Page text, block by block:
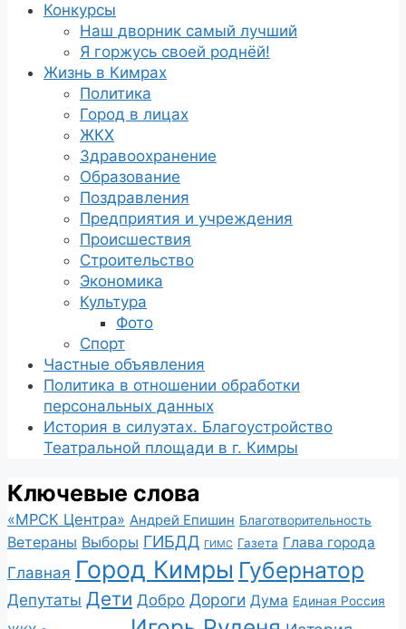
Конкурсы
Наш дворник самый лучший
Я горжусь своей роднёй!
Жизнь в Кимрах
Политика
Город в лицах
ЖКХ
Здравоохранение
Образование
Поздравления
Предприятия и учреждения
Происшествия
Строительство
Экономика
Культура
Фото
Спорт
Частные объявления
Политика в отношении обработки
персональных данных
История в силуэтах. Благоустройство
Театральной площади в г. Кимры
Ключевые слова
«МРСК Центра» Андрей Епишин Благотворительность
Ветераны Выборы ГИБДД ГИМС Газета Глава города
Главная Город Кимры Губернатор
Депутаты Дети Добро Дороги Дума Единая Россия